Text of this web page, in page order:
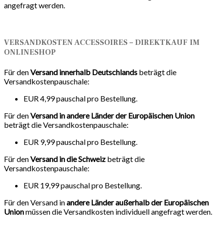
angefragt werden.
VERSANDKOSTEN ACCESSOIRES – DIREKTKAUF IM
ONLINESHOP
Für denVersand innerhalb Deutschlands beträgt die
Versandkostenpauschale:
EUR 4,99 pauschal pro Bestellung.
Für denVersand in andere Länder der Europäischen Union
beträgt die Versandkostenpauschale:
EUR 9,99 pauschal pro Bestellung.
Für denVersand in die Schweiz beträgt die
Versandkostenpauschale:
EUR 19,99 pauschal pro Bestellung.
Für den Versand inandere Länder außerhalb der Europäischen
Unionmüssen die Versandkosten individuell angefragt werden.